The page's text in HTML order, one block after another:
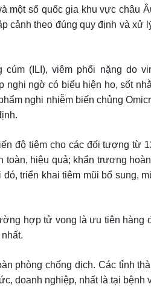
một số quốc gia khu vực châu
cảnh theo đúng quy định và xử
(ILI), viêm phổi nặng do
nghi ngờ có biểu hiện ho, sốt
nghi nhiễm biến chủng
độ tiêm cho các đối tượng từ
hiệu quả; khẩn trương
triển khai tiêm mũi bổ sung,
hợp tử vong là ưu tiên hàng
phòng chống dịch. Các tỉnh
doanh nghiệp, nhất là tại bệnh